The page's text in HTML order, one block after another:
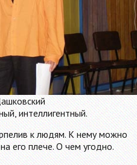
интеллигентный.
к людям. К нему можно
его плече. О чем угодно.